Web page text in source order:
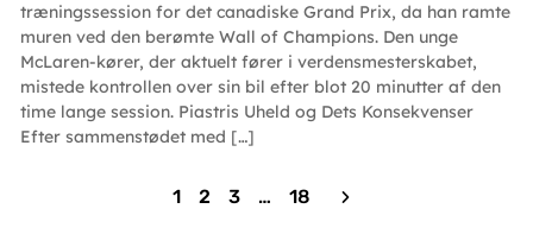
træningssession for det canadiske Grand Prix, da han ramte
muren ved den berømte Wall of Champions. Den unge
McLaren-kører, der aktuelt fører i verdensmesterskabet,
mistede kontrollen over sin bil efter blot 20 minutter af den
time lange session. Piastris Uheld og Dets Konsekvenser
Efter sammenstødet med […]
1 2 3 … 18